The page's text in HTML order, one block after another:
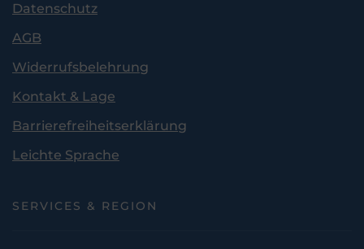
Datenschutz
AGB
Widerrufsbelehrung
Kontakt & Lage
Barrierefreiheitserklärung
Leichte Sprache
SERVICES & REGION